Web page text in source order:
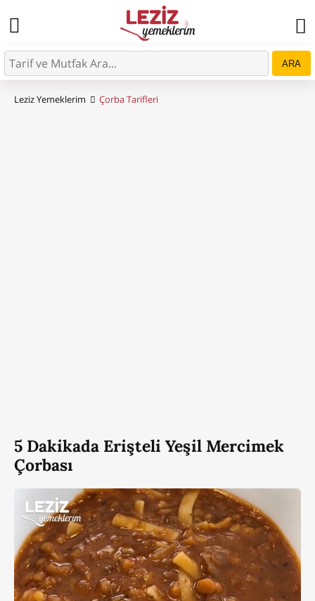
ARA
Leziz Yemeklerim Çorba Tarifleri
5 Dakikada Erişteli Yeşil Mercimek
Çorbası